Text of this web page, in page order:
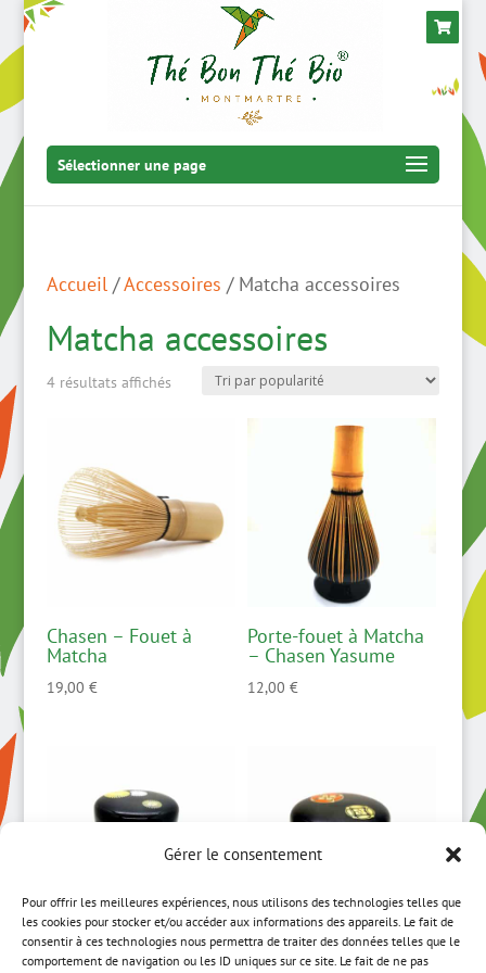
Gérer le consentement
Pour offrir les meilleures expériences, nous utilisons des technologies telles que
les cookies pour stocker et/ou accéder aux informations des appareils. Le fait de
consentir à ces technologies nous permettra de traiter des données telles que le
comportement de navigation ou les ID uniques sur ce site. Le fait de ne pas
Sélectionner une page
Accueil/Accessoires / Matcha accessoires
Matcha accessoires
4 résultats affichésTrié
Chasen – Fouet à
Matcha
19,00 €
Porte-fouet à Matcha
– Chasen Yasume
12,00€
Natsume – motif Natsume – motif